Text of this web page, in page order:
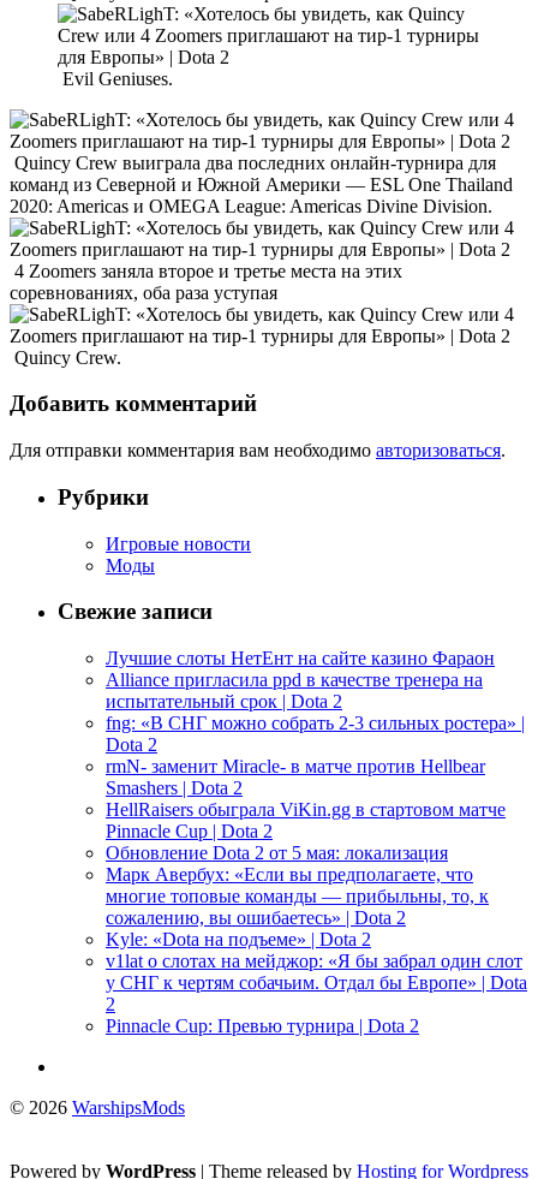
Evil Geniuses.
Quincy Crew выиграла два последних онлайн-турнира для
команд из Северной и Южной Америки — ESL One Thailand
2020: Americas и OMEGA League: Americas Divine Division.
4 Zoomers заняла второе и третье места на этих
соревнованиях, оба раза уступая
Quincy Crew.
Добавить комментарий
Для отправки комментария вам необходимо авторизоваться.
Рубрики
Игровые новости
Моды
Свежие записи
Лучшие слоты НетЕнт на сайте казино Фараон
Alliance пригласила ppd в качестве тренера на
испытательный срок | Dota 2
fng: «В СНГ можно собрать 2-3 сильных ростера» |
Dota 2
rmN- заменит Miracle- в матче против Hellbear
Smashers | Dota 2
HellRaisers обыграла ViKin.gg в стартовом матче
Pinnacle Cup | Dota 2
Обновление Dota 2 от 5 мая: локализация
Марк Авербух: «Если вы предполагаете, что
многие топовые команды — прибыльны, то, к
сожалению, вы ошибаетесь» | Dota 2
Kyle: «Dota на подъеме» | Dota 2
v1lat о слотах на мейджор: «Я бы забрал один слот
у СНГ к чертям собачьим. Отдал бы Европе» | Dota
2
Pinnacle Cup: Превью турнира | Dota 2
© 2026 WarshipsMods
Powered by WordPress | Theme released by Hosting for Wordpress